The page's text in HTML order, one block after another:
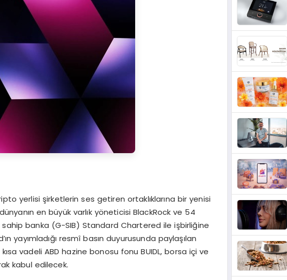
yerlisi şirketlerin ses getiren ortaklıklarına bir yenisi
en büyük varlık yöneticisi BlackRock ve 54
banka (G-SIB) Standard Chartered ile işbirliğine
yayımladığı resmî basın duyurusunda paylaşılan
vadeli ABD hazine bonosu fonu BUIDL, borsa içi ve
kabul edilecek.